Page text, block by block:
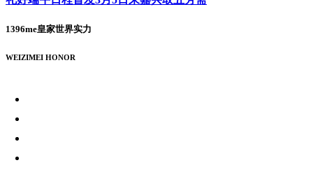
1396me皇家世界实力
WEIZIMEI HONOR